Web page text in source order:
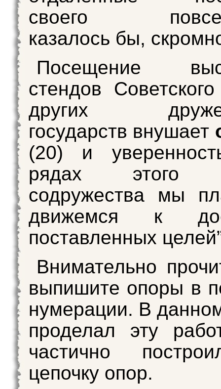
своего
казалось бы,
Посещение
стендов
других
государств внушает
(20) и
рядах этого
содружества мы
движемся к
поставленных
Внимательно
выпишите опоры в
нумерации. В
проделал эту
частично
цепочку опор.